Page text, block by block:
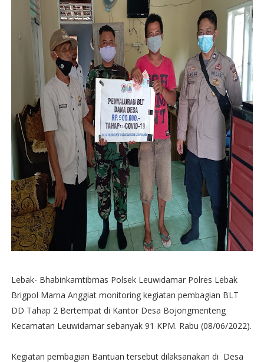
Lebak- Bhabinkamtibmas Polsek Leuwidamar Polres Lebak
Brigpol Marna Anggiat monitoring kegiatan pembagian BLT
DD Tahap 2 Bertempat di Kantor Desa Bojongmenteng
Kecamatan Leuwidamar sebanyak 91 KPM. Rabu (08/06/2022).
Kegiatan pembagian Bantuan tersebut dilaksanakan di Desa